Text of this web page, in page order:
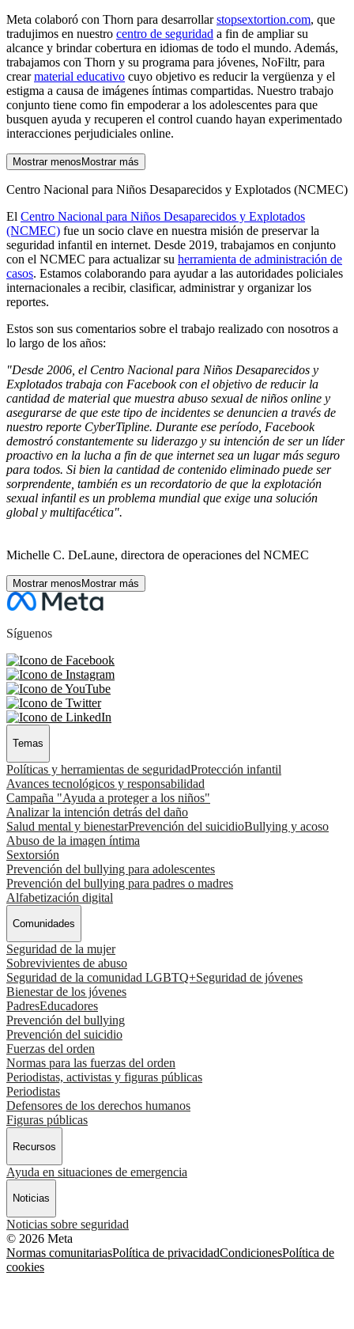
Meta colaboró con Thorn para desarrollarstopsextortion.com, que
tradujimos en nuestro centro de seguridad a fin de ampliar su
alcance y brindar cobertura en idiomas de todo el mundo. Además,
trabajamos con Thorn y su programa para jóvenes, NoFiltr, para
crearmaterial educativo cuyo objetivo es reducir la vergüenza y el
estigma a causa de imágenes íntimas compartidas. Nuestro trabajo
conjunto tiene como fin empoderar a los adolescentes para que
busquen ayuda y recuperen el control cuando hayan experimentado
interacciones perjudiciales online.
Mostrar menos Mostrar más
Centro Nacional para Niños Desaparecidos y Explotados (NCMEC)
El Centro Nacional para Niños Desaparecidos y Explotados
(NCMEC) fue un socio clave en nuestra misión de preservar la
seguridad infantil en internet. Desde 2019, trabajamos en conjunto
con el NCMEC para actualizar su herramienta de administración de
casos. Estamos colaborando para ayudar a las autoridades policiales
internacionales a recibir, clasificar, administrar y organizar los
reportes.
Estos son sus comentarios sobre el trabajo realizado con nosotros a
lo largo de los años:
"Desde 2006, el Centro Nacional para Niños Desaparecidos y
Explotados trabaja con Facebook con el objetivo de reducir la
cantidad de material que muestra abuso sexual de niños online y
asegurarse de que este tipo de incidentes se denuncien a través de
nuestro reporte CyberTipline. Durante ese período, Facebook
demostró constantemente su liderazgo y su intención de ser un líder
proactivo en la lucha a fin de que internet sea un lugar más seguro
para todos. Si bien la cantidad de contenido eliminado puede ser
sorprendente, también es un recordatorio de que la explotación
sexual infantil es un problema mundial que exige una solución
global y multifacética".
Michelle C. DeLaune, directora de operaciones del NCMEC
Mostrar menos Mostrar más
Síguenos
Temas
Políticas y herramientas de seguridadProtección infantil
Avances tecnológicos y responsabilidad
Campaña "Ayuda a proteger a los niños"
Analizar la intención detrás del daño
Salud mental y bienestarPrevención del suicidioBullying y acoso
Abuso de la imagen íntima
Sextorsión
Prevención del bullying para adolescentes
Prevención del bullying para padres o madres
Alfabetización digital
Comunidades
Seguridad de la mujer
Sobrevivientes de abuso
Seguridad de la comunidad LGBTQ+Seguridad de jóvenes
Bienestar de los jóvenes
PadresEducadores
Prevención del bullying
Prevención del suicidio
Fuerzas del orden
Normas para las fuerzas del orden
Periodistas, activistas y figuras públicas
Periodistas
Defensores de los derechos humanos
Figuras públicas
Recursos
Ayuda en situaciones de emergencia
Noticias
Noticias sobre seguridad
© 2026 Meta
Normas comunitariasPolítica de privacidadCondicionesPolítica de
cookies